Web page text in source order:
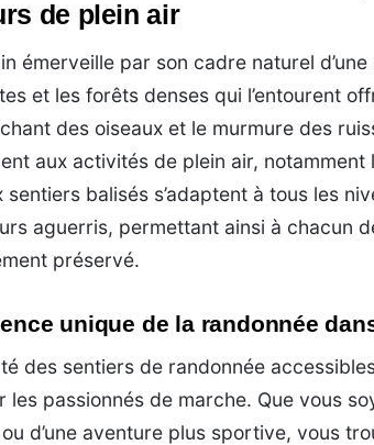
de plein air
émerveille par son cadre naturel
et les forêts denses qui l’entourent
des oiseaux et le murmure des
aux activités de plein air,
sentiers balisés s’adaptent à tous les
aguerris, permettant ainsi à chacun
préservé.
unique de la randonnée
des sentiers de randonnée
les passionnés de marche. Que vous
d’une aventure plus sportive, vous